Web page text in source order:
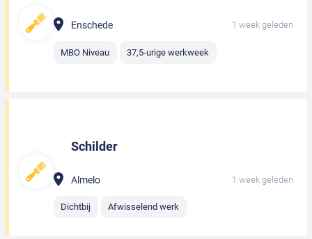
Enschede 1 week geleden
MBO Niveau 37,5-urige werkweek
Schilder
Almelo 1 week geleden
Dichtbij Afwisselend werk